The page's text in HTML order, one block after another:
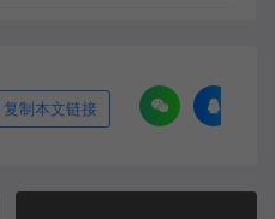
复制本文链接